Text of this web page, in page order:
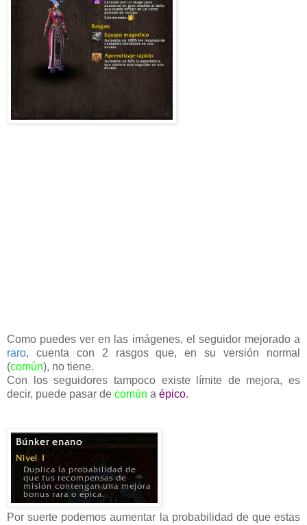
Como puedes ver en las imágenes, el seguidor mejorado a
raro, cuenta con 2 rasgos que, en su versión normal
(común), no tiene.
Con los seguidores tampoco existe límite de mejora, es
decir, puede pasar de común a épico.
Por suerte podemos aumentar la probabilidad de que estas